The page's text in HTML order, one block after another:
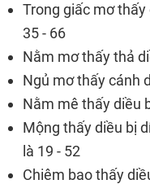
Trong giấc mơ
35 - 66
Nằm mơ thấy thả
Ngủ mơ thấy cánh
Nằm mê thấy diều
Mộng thấy diều bị
là 19 - 52
Chiêm bao thấy